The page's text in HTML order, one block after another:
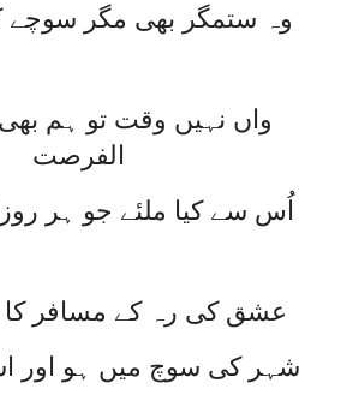
وہ ستمگر بھی مگر سوچے
واں نہیں وقت تو ہم
الفرصت
اُس سے کیا ملئے جو ہر
عشق کی رہ کے مسافر کا
شہر کی سوچ میں ہو اور